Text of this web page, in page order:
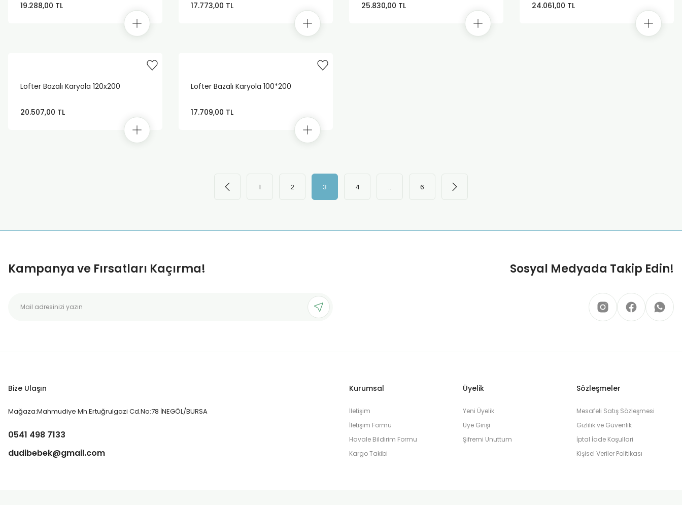
19.288,00 TL 17.773,00 TL 25.830,00 TL 24.061,00 TL
Lofter Bazalı Karyola 120x200
20.507,00 TL
Lofter Bazalı Karyola 100*200
17.709,00 TL
1 2 3 4 .. 6
Kampanya ve Fırsatları Kaçırma! Sosyal Medyada Takip Edin!
Bize Ulaşın
Mağaza:Mahmudiye Mh.Ertuğrulgazi Cd.No:78 İNEGÖL/BURSA
0541 498 7133
dudibebek@gmail.com
Kurumsal
İletişim
İletişim Formu
Havale Bildirim Formu
Kargo Takibi
Üyelik
Yeni Üyelik
Üye Girişi
Şifremi Unuttum
Sözleşmeler
Mesafeli Satış Sözleşmesi
Gizlilik ve Güvenlik
İptal İade Koşullari
Kişisel Veriler Politikası